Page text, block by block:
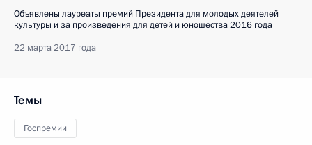
Объявлены лауреаты премий Президента для молодых деятелей
культуры и за произведения для детей и юношества 2016 года
22 марта 2017 года
Темы
Госпремии